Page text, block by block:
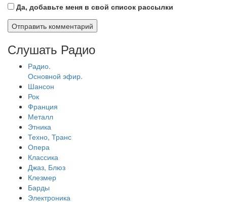
Да, добавьте меня в свой список рассылки
Слушать Радио
Радио.
Основной эфир.
Шансон
Рок
Франция
Металл
Этника
Техно, Транс
Опера
Классика
Джаз, Блюз
Клезмер
Барды
Электроника